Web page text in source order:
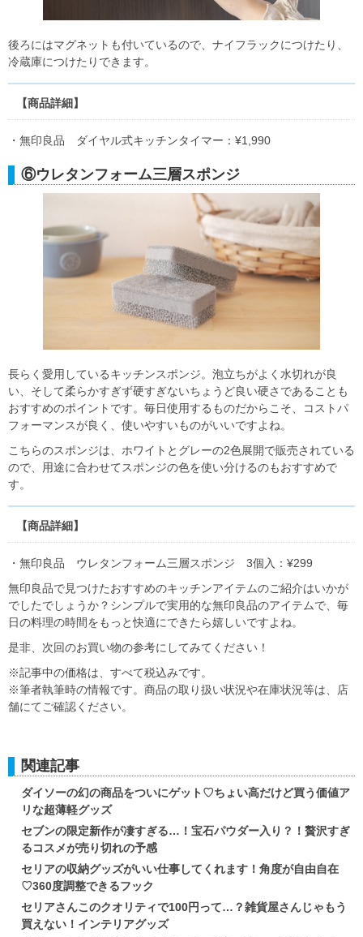
後ろにはマグネットも付いているので、ナイフラックにつけたり、
冷蔵庫につけたりできます。
【商品詳細】
・無印良品 ダイヤル式キッチンタイマー：¥1,990
⑥ウレタンフォーム三層スポンジ
長らく愛用しているキッチンスポンジ。泡立ちがよく水切れが良
い、そして柔らかすぎず硬すぎないちょうど良い硬さであることも
おすすめのポイントです。毎日使用するものだからこそ、コストパ
フォーマンスが良く、使いやすいものがいいですよね。
こちらのスポンジは、ホワイトとグレーの2色展開で販売されている
ので、用途に合わせてスポンジの色を使い分けるのもおすすめで
す。
【商品詳細】
・無印良品 ウレタンフォーム三層スポンジ 3個入：¥299
無印良品で見つけたおすすめのキッチンアイテムのご紹介はいかが
でしたでしょうか？シンプルで実用的な無印良品のアイテムで、毎
日の料理の時間をもっと快適にできたら嬉しいですよね。
是非、次回のお買い物の参考にしてみてください！
※記事中の価格は、すべて税込みです。
※筆者執筆時の情報です。商品の取り扱い状況や在庫状況等は、店
舗にてご確認ください。
関連記事
ダイソーの幻の商品をついにゲット♡ちょい高だけど買う価値ア
リな超薄軽グッズ
セブンの限定新作が凄すぎる…！宝石パウダー入り？！贅沢すぎ
るコスメが売り切れの予感
セリアの収納グッズがいい仕事してくれます！角度が自由自在
♡360度調整できるフック
セリアさんこのクオリティで100円って…？雑貨屋さんじゃもう
買えない！インテリアグッズ